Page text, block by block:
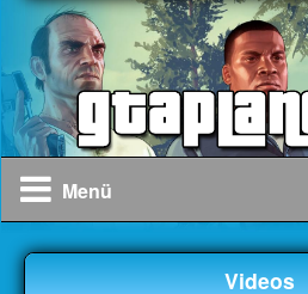
Menü
Videos